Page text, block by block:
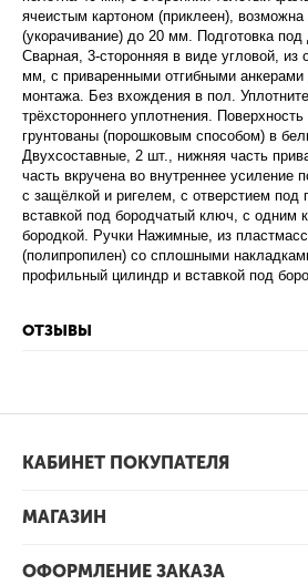
ячеистым картоном (приклеен),
(укорачивание) до 20 мм. Подготовка под
Сварная, 3-сторонняя в виде угловой, из
мм, с приваренными отгибными
монтажа. Без вхождения в пол.
трёхстороннего уплотнения.
грунтованы (порошковым способом) в
Двухсоставные, 2 шт., нижняя часть
часть вкручена во внутреннее усиление
с защёлкой и ригелем, с отверстием
вставкой под бородчатый ключ, с одним
бородкой. Ручки Нажимные, из
(полипропилен) со сплошными
профильный цилиндр и вставкой под
ОТЗЫВЫ
КАБИНЕТ ПОКУПАТЕЛЯ
МАГАЗИН
ОФОРМЛЕНИЕ ЗАКАЗА